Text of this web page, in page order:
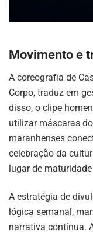
Movimento e
A coreografia de
Corpo, traduz em
disso, o clipe
utilizar máscaras
maranhenses
celebração da
lugar de
A estratégia de
lógica semanal,
narrativa contínua.